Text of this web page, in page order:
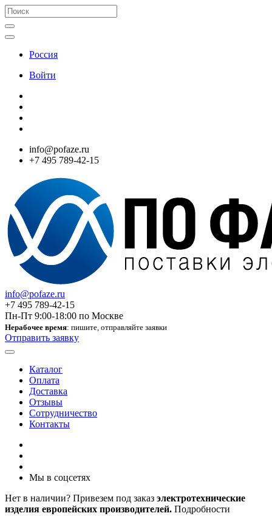
Россия
Войти
info@pofaze.ru
+7 495 789-42-15
info@pofaze.ru
+7 495 789-42-15
Пн-Пт 9:00-18:00 по Москве
Нерабочее время: пишите, отправляйте заявки
Отправить заявку
Каталог
Оплата
Доставка
Отзывы
Сотрудничество
Контакты
Мы в соцсетях
Нет в наличии? Привезем под заказ электротехнические
изделия европейских производителей. Подробности